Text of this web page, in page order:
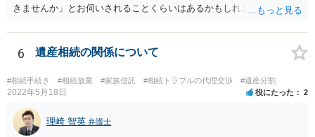
きませんか」とお伺いされることくらいはあるかもしれません。 通報
考えてご判断いただくのが良いと思います。
6 遺産相続の関係について
#相続手続き #相続放棄 #家族信託 #相続トラブルの代理交渉 #遺産分割
2022年5月18日 役にたった 2
理崎 智英 弁護士